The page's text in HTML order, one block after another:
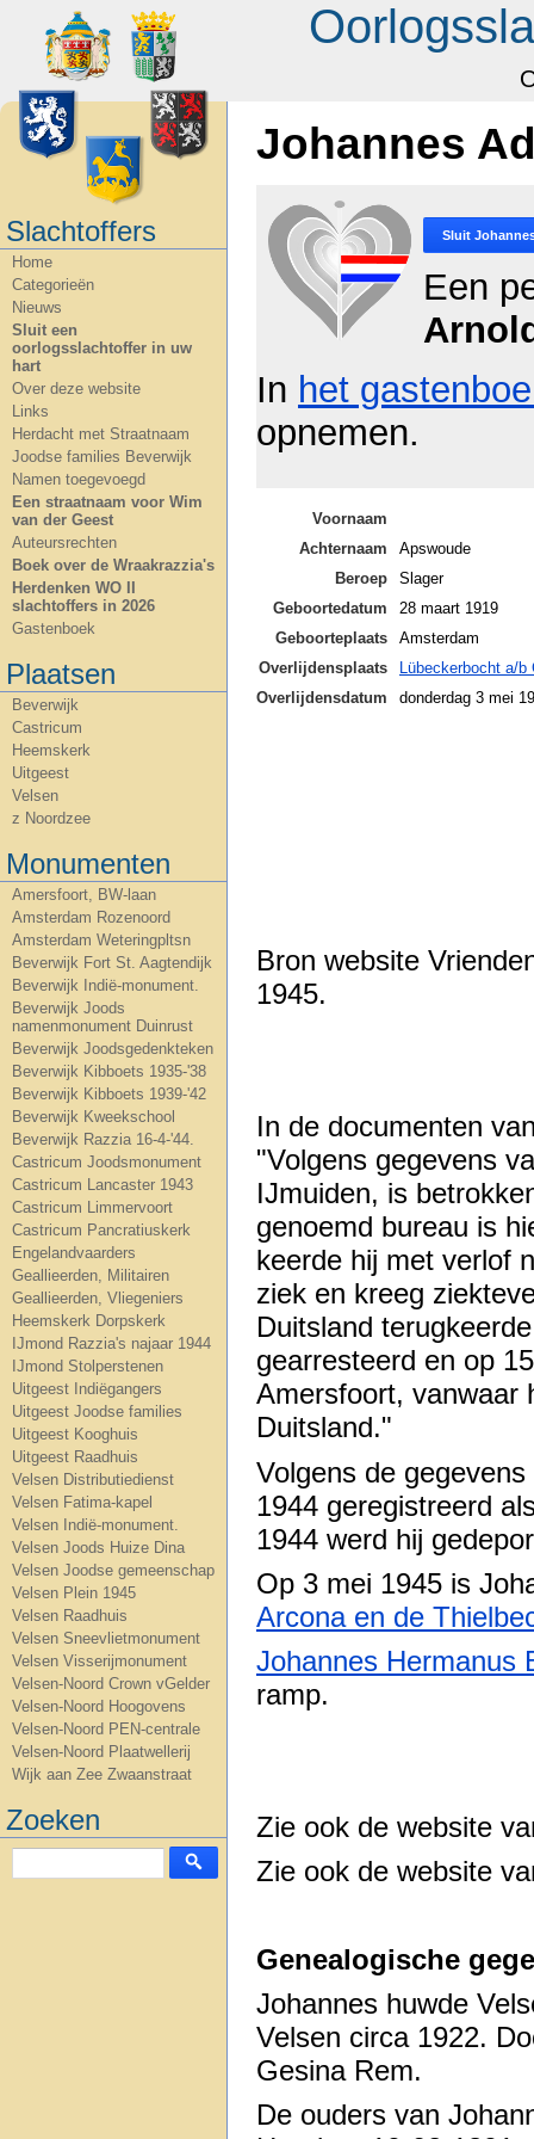
Slachtoffers
Home
Categorieën
Nieuws
Sluit een
oorlogsslachtoffer in uw
hart
Over deze website
Links
Herdacht met Straatnaam
Joodse families Beverwijk
Namen toegevoegd
Een straatnaam voor Wim
van der Geest
Auteursrechten
Boek over de Wraakrazzia's
Herdenken WO II
slachtoffers in 2026
Gastenboek
Plaatsen
Beverwijk
Castricum
Heemskerk
Uitgeest
Velsen
z Noordzee
Monumenten
Amersfoort, BW-laan
Amsterdam Rozenoord
Amsterdam Weteringpltsn
Beverwijk Fort St. Aagtendijk
Beverwijk Indië-monument.
Beverwijk Joods
namenmonument Duinrust
Beverwijk Joodsgedenkteken
Beverwijk Kibboets 1935-'38
Beverwijk Kibboets 1939-'42
Beverwijk Kweekschool
Beverwijk Razzia 16-4-'44.
Castricum Joodsmonument
Castricum Lancaster 1943
Castricum Limmervoort
Castricum Pancratiuskerk
Engelandvaarders
Geallieerden, Militairen
Geallieerden, Vliegeniers
Heemskerk Dorpskerk
IJmond Razzia's najaar 1944
IJmond Stolperstenen
Uitgeest Indiëgangers
Uitgeest Joodse families
Uitgeest Kooghuis
Uitgeest Raadhuis
Velsen Distributiedienst
Velsen Fatima-kapel
Velsen Indië-monument.
Velsen Joods Huize Dina
Velsen Joodse gemeenschap
Velsen Plein 1945
Velsen Raadhuis
Velsen Sneevlietmonument
Velsen Visserijmonument
Velsen-Noord Crown vGelder
Velsen-Noord Hoogovens
Velsen-Noord PEN-centrale
Velsen-Noord Plaatwellerij
Wijk aan Zee Zwaanstraat
Zoeken
Johannes
Sluit
Een
In het
opnemen.
Voornaam
Achternaam
Apswoude
Beroep
Slager
Geboortedatum
28 maart 1919
Geboorteplaats
Amsterdam
Overlijdensplaats
Lübeckerbocht a/b
Overlijdensdatum
donderdag 3 mei
Bron website
1945.
In de documenten
"Volgens gegevens
IJmuiden, is
genoemd bureau is
keerde hij met verlof
ziek en kreeg
Duitsland
gearresteerd en op
Amersfoort, vanwaar
Duitsland."
Volgens de
1944 geregistreerd
1944 werd hij
Op 3 mei 1945 is
Arcona en de
Johannes Hermanus
ramp.
Zie ook de website
Zie ook de website
Genealogische
Johannes huwde
Velsen circa 1922.
Gesina Rem.
De ouders van